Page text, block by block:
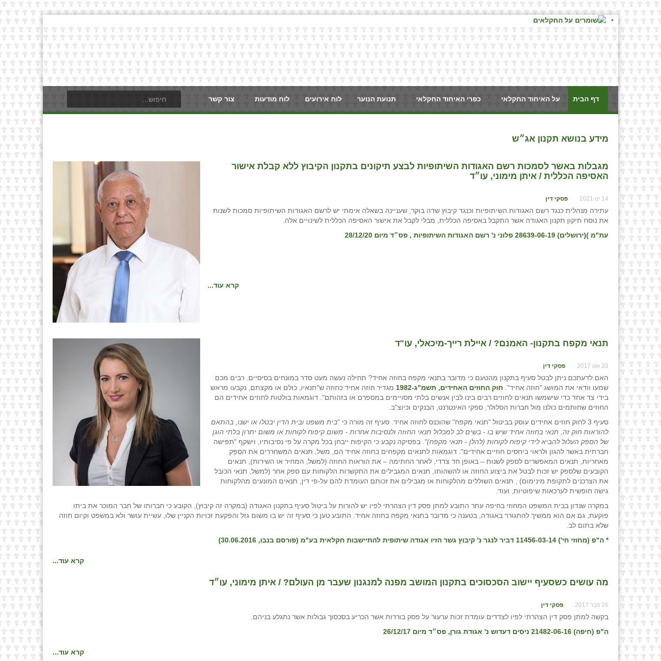
דף הבית על האיחוד החקלאי כפרי האיחוד החקלאי תנועת הנוער לוח אירועים לוח מודעות צור קשר
מידע בנושא תקנון אג״ש
מגבלות באשר לסמכות רשם האגודות השיתופיות לבצע תיקונים בתקנון הקיבוץ ללא קבלת אישור
האסיפה הכללית / איתן מימוני, עו״ד
14 ינו 2021 פסקי דין
עתירה מנהלית כנגד רשם האגודות השיתופיות וכנגד קיבוץ שדה בוקר, שעניינה בשאלה אימתי יש לרשם האגודות השיתופיות סמכות לשנות
את נוסח תיקון תקנון האגודה אשר התקבל באסיפה הכללית, מבלי לקבל את אישור האסיפה הכללית לשינויים אלה.
עת"מ )(ירושלים) 28639-06-19 פלוני נ' רשם האגודות השיתופיות
, פס״ד מיום 28/12/20
קרא עוד...
תנאי מקפח בתקנון- האמנם? / איילת רייך-מיכאלי, עו"ד
20 אוג 2017 פסקי דין
האם לדעתכם ניתן לבטל סעיף בתקנון מהטעם כי מדובר בתנאי מקפח בחוזה אחיד? תחילה נעשה מעט סדר במונחים בסיסיים. רבים מכם
שמעו וודאי את המושג "חוזה אחיד". חוק החוזים האחידים, תשמ"ג-1982
מגדיר חוזה אחיד כחוזה ש"תנאיו, כולם או מקצתם, נקבעו מראש
בידי צד אחד כדי שישמשו תנאים לחוזים רבים בינו לבין אנשים בלתי מסויימים במספרם או בזהותם". דוגמאות בולטות לחוזים אחידים הם
החוזים שחותמים כולנו מול חברות הסלולר, ספקי האינטרנט, הבנקים וכיוצ"ב.
סעיף 3 לחוק חוזים אחידים עוסק בביטול "תנאי מקפח" שהוכנס לחוזה אחיד. סעיף זה מורה כי "
בית משפט ובית הדין יבטלו או ישנו, בהתאם
להוראות חוק זה, תנאי בחוזה אחיד שיש בו - בשים לב למכלול תנאי החוזה ולנסיבות אחרות - משום קיפוח לקוחות או משום יתרון בלתי הוגן
של הספק העלול להביא לידי קיפוח לקוחות (להלן - תנאי מקפח)" . בפסיקה נקבע כי הקיפוח ייבחן בכל מקרה על פי נסיבותיו, וישקף "תפישה
חברתית באשר להגון ולראוי ביחסים חוזיים אחידים". דוגמאות לתנאים מקפחים בחוזה אחיד הם, משל, תנאים המשחררים את הסַפָּק
מאחריות, תנאים המאפשרים לספק לשנות – באופן חד צדדי, לאחר החתימה – את הוראות החוזה (למשל, המחיר או השירות), תנאים
הקובעים שלספק יש זכות לבטל את ביצוע החוזה או להשהותו, תנאים המגבילים את התקשרות הלקוחות עם ספק אחר (למשל, תנאי הכובל
את הצרכנים לתקופת מינימום) , תנאים השוללים מהלקוחות או מגבילים את זכותם העומדת להם על-פי דין, תנאים המונעים מהלקוחות
גישה חופשית לערכאות שיפוטיות, ועוד.
במקרה שנדון בבית המשפט המחוזי בחיפה עתר התובע למתן פסק דין הצהרתי לפיו יש להורות על ביטול סעיף בתקנון האגודה (במקרה זה קיבוץ), הקובע כי חברותו של חבר המוכר את ביתו
פוקעת, גם אם הוא ממשיך להתגורר באגודה, בטענה כי מדובר בתנאי מקפח בחוזה אחיד. התובע טען כי סעיף זה יש בו משום גזל והפקעת זכויות הקניין שלו, עשיית עושר ולא במשפט וקיום חוזה
שלא בתום לב.
* ה"פ (מחוזי חי') 11456-03-14 דביר לנגר נ' קיבוץ גשר הזיו אגודה שיתופית להתיישבות חקלאית בע"מ (פורסם בנבו, 30.06.2016)
קרא עוד...
מה עושים כשסעיף יישוב הסכסוכים בתקנון המושב מפנה למנגנון שעבר מן העולם? / איתן מימוני, עו״ד
26 פבר 2017 פסקי דין
בקשה למתן פסק דין הצהרתי לפיו לצדדים עומדת זכות ערעור על פסק בוררות אשר הכריע בסכסוך גבולות אשר נתגלע בניהם.
ה"פ (חיפה) 21482-06-16 ניסים דעדוש נ' אגודת גורן, פס״ד מיום 26/12/17
קרא עוד...